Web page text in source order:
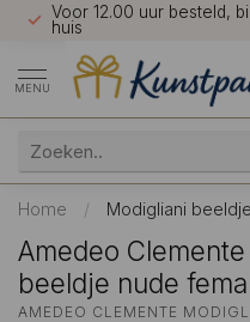
Voor 12.00 uur besteld,
huis
MENU
Home / Modigliani
Amedeo
beeldje nude
AMEDEO CLEMENTE